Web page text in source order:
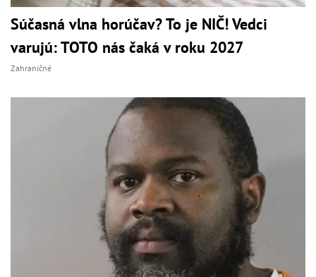
Súčasná vlna horúčav? To je NIČ! Vedci
varujú: TOTO nás čaká v roku 2027
Zahraničné